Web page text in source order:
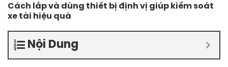
Cách lắp và dùng thiết bị định vị giúp kiểm soát
xe tải hiệu quả
Nội Dung